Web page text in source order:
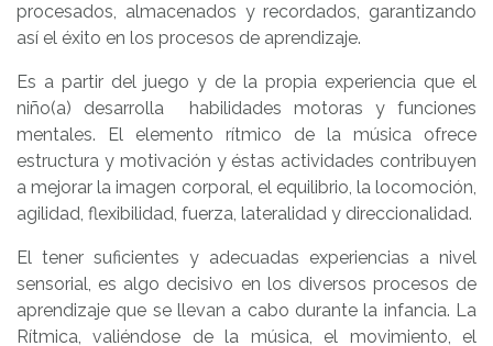
procesados, almacenados y recordados, garantizando
así el éxito en los procesos de aprendizaje.
Es a partir del juego y de la propia experiencia que el
niño(a) desarrolla habilidades motoras y funciones
mentales. El elemento rítmico de la música ofrece
estructura y motivación y éstas actividades contribuyen
a mejorar la imagen corporal, el equilibrio, la locomoción,
agilidad, flexibilidad, fuerza, lateralidad y direccionalidad.
El tener suficientes y adecuadas experiencias a nivel
sensorial, es algo decisivo en los diversos procesos de
aprendizaje que se llevan a cabo durante la infancia. La
Rítmica, valiéndose de la música, el movimiento, el